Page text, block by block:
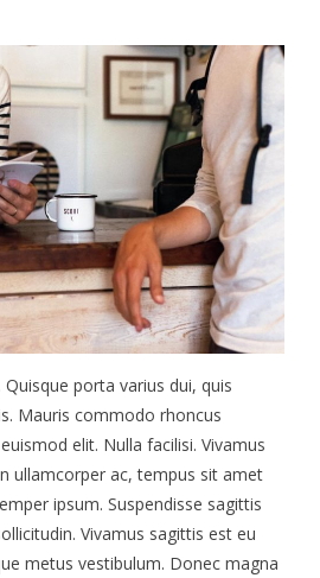
porta varius dui, quis
Mauris commodo rhoncus
elit. Nulla facilisi. Vivamus
ullamcorper ac, tempus sit amet
ipsum. Suspendisse sagittis
Vivamus sagittis est eu
metus vestibulum. Donec magna